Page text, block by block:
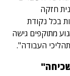
חזקה
בכל נקודת
מתוקפים גישה
העבודה".